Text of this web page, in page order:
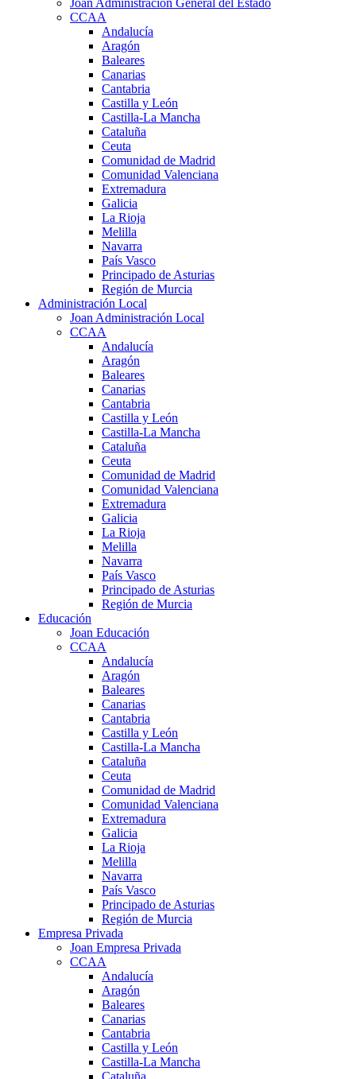
CCAA
Andalucía
Aragón
Baleares
Canarias
Cantabria
Castilla y León
Castilla-La Mancha
Cataluña
Ceuta
Comunidad de Madrid
Comunidad Valenciana
Extremadura
Galicia
La Rioja
Melilla
Navarra
País Vasco
Principado de Asturias
Región de Murcia
Administración Local
Joan Administración Local
CCAA
Andalucía
Aragón
Baleares
Canarias
Cantabria
Castilla y León
Castilla-La Mancha
Cataluña
Ceuta
Comunidad de Madrid
Comunidad Valenciana
Extremadura
Galicia
La Rioja
Melilla
Navarra
País Vasco
Principado de Asturias
Región de Murcia
Educación
Joan Educación
CCAA
Andalucía
Aragón
Baleares
Canarias
Cantabria
Castilla y León
Castilla-La Mancha
Cataluña
Ceuta
Comunidad de Madrid
Comunidad Valenciana
Extremadura
Galicia
La Rioja
Melilla
Navarra
País Vasco
Principado de Asturias
Región de Murcia
Empresa Privada
Joan Empresa Privada
CCAA
Andalucía
Aragón
Baleares
Canarias
Cantabria
Castilla y León
Castilla-La Mancha
Cataluña